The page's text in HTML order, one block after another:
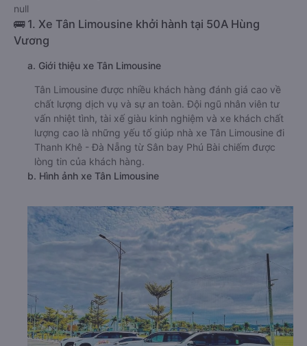
null
🚌 1. Xe Tân Limousine khởi hành tại 50A Hùng
Vương
a. Giới thiệu xe Tân Limousine
Tân Limousine được nhiều khách hàng đánh giá cao về
chất lượng dịch vụ và sự an toàn. Đội ngũ nhân viên tư
vấn nhiệt tình, tài xế giàu kinh nghiệm và xe khách chất
lượng cao là những yếu tố giúp nhà xe Tân Limousine đi
Thanh Khê - Đà Nẵng từ Sân bay Phú Bài chiếm được
lòng tin của khách hàng.
b. Hình ảnh xe Tân Limousine